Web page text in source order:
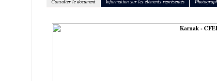
Consulter le document Information sur les éléments représentés